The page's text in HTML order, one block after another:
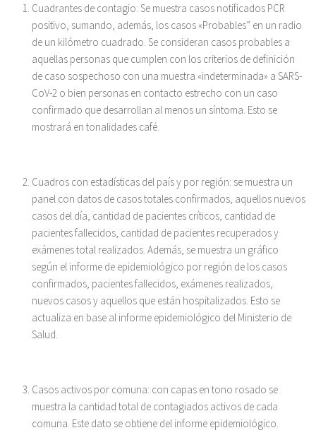
Cuadrantes de contagio: Se muestra casos notificados PCR
positivo, sumando, además, los casos «Probables” en un radio
de un kilómetro cuadrado. Se consideran casos probables a
aquellas personas que cumplen con los criterios de definición
de caso sospechoso con una muestra «indeterminada» a SARS-
CoV-2 o bien personas en contacto estrecho con un caso
confirmado que desarrollan al menos un síntoma. Esto se
mostrará en tonalidades café.
Cuadros con estadísticas del país y por región: se muestra un
panel con datos de casos totales confirmados, aquellos nuevos
casos del día, cantidad de pacientes críticos, cantidad de
pacientes fallecidos, cantidad de pacientes recuperados y
exámenes total realizados. Además, se muestra un gráfico
según el informe de epidemiológico por región de los casos
confirmados, pacientes fallecidos, exámenes realizados,
nuevos casos y aquellos que están hospitalizados. Esto se
actualiza en base al informe epidemiológico del Ministerio de
Salud.
Casos activos por comuna: con capas en tono rosado se
muestra la cantidad total de contagiados activos de cada
comuna. Este dato se obtiene del informe epidemiológico.